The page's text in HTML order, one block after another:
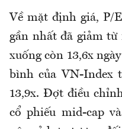
Về mặt định giá, P/
gần nhất đã giảm từ
xuống còn 13,6x
bình của VN-Index
13,9x. Đợt điều
cổ phiếu mid-cap